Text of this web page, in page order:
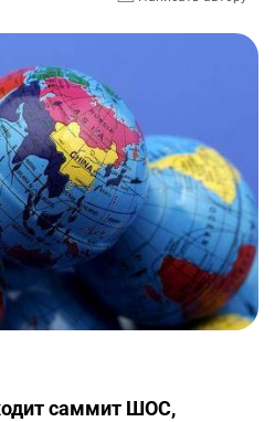
саммит ШОС,